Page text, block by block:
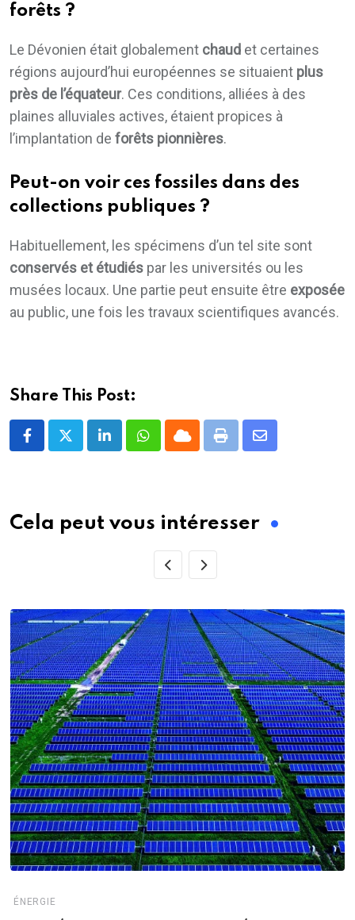
forêts ?
Le Dévonien était globalement chaud et certaines
régions aujourd’hui européennes se situaient plus
près de l’équateur. Ces conditions, alliées à des
plaines alluviales actives, étaient propices à
l’implantation de forêts pionnières.
Peut-on voir ces fossiles dans des
collections publiques ?
Habituellement, les spécimens d’un tel site sont
conservés et étudiés par les universités ou les
musées locaux. Une partie peut ensuite être exposée
au public, une fois les travaux scientifiques avancés.
Share This Post:
LinkedInWhatsapp
CloudPrint
Share
Cela peut vous intéresser
ÉNERGIE